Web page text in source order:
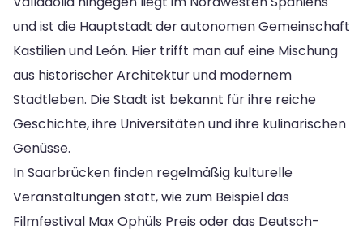
und ist die Hauptstadt der autonomen Gemeinschaft
Kastilien und León. Hier trifft man auf eine Mischung
aus historischer Architektur und modernem
Stadtleben. Die Stadt ist bekannt für ihre reiche
Geschichte, ihre Universitäten und ihre kulinarischen
Genüsse.
In Saarbrücken finden regelmäßig kulturelle
Veranstaltungen statt, wie zum Beispiel das
Filmfestival Max Ophüls Preis oder das Deutsch-